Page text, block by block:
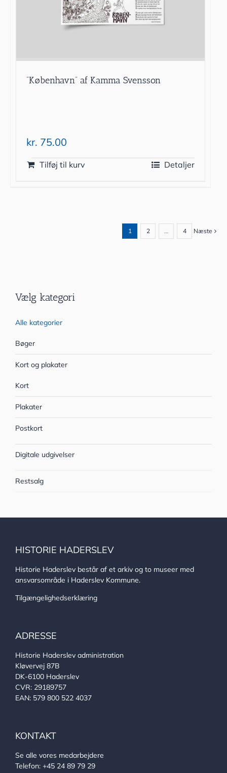
”København” af Kamma Svensson
kr. 75.00
Tilføj til kurv Detaljer
1 2 … 4 Næste
Vælg kategori
Alle kategorier
Bøger
Kort og plakater
Kort
Plakater
Postkort
Digitale udgivelser
Restsalg
HISTORIE HADERSLEV
Historie Haderslev består af et arkiv og to museer med
ansvarsområde i Haderslev Kommune.
Tilgængelighedserklæring
ADRESSE
Historie Haderslev administration
Kløvervej 87B
DK-6100 Haderslev
CVR: 29189757
EAN: 579 800 522 4037
KONTAKT
Se alle vores medarbejdere
Telefon: +45 24 89 79 29